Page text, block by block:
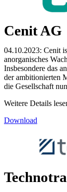
Cenit AG
04.10.2023: Cenit
anorganisches
Insbesondere das
der ambitionierten
die Gesellschaft
Weitere Details
Download